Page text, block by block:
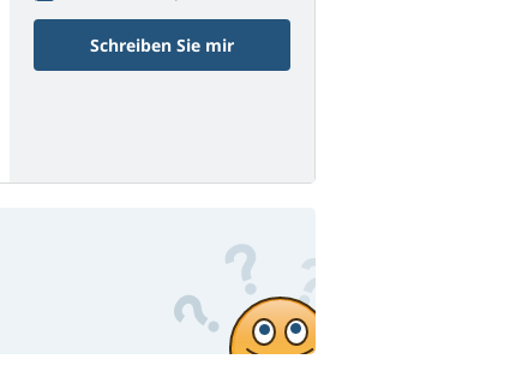
Schreiben Sie mir